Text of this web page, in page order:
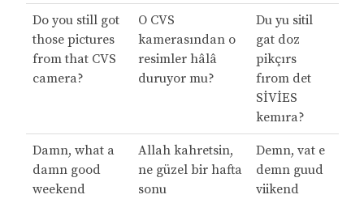
Do you still got
those pictures
from that CVS
camera?
O CVS
kamerasından o
resimler hâlâ
duruyor mu?
Du yu sitil
gat doz
pikçırs
fırom det
SİVİES
kemıra?
Damn, what a
damn good
weekend
Allah kahretsin,
ne güzel bir hafta
sonu
Demn, vat e
demn guud
viikend